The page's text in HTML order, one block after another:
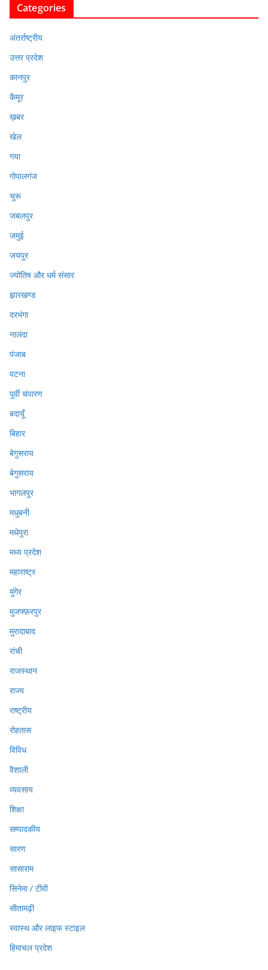
Categories
अंतर्राष्ट्रीय
उत्तर प्रदेश
कानपुर
कैमूर
ख़बर
खेल
गया
गोपालगंज
चुरू
जबलपुर
जमुई
जयपुर
ज्योतिष और धर्म संसार
झारखण्ड
दरभंगा
नालंदा
पंजाब
पटना
पूर्वी चंपारण
बदायूँ
बिहार
बेगुसराय
बेगुसराय
भागलपुर
मधुबनी
मधेपुरा
मध्य प्रदेश
महाराष्ट्र
मुंगेर
मुजफ्फ़रपुर
मुरादाबाद
रांची
राजस्थान
राज्य
राष्ट्रीय
रोहतास
विविध
वैशाली
व्यवसाय
शिक्षा
सम्पादकीय
सारण
सासाराम
सिनेमा / टीवी
सीतामढ़ी
स्वास्थ और लाइफ स्टाइल
हिमाचल प्रदेश